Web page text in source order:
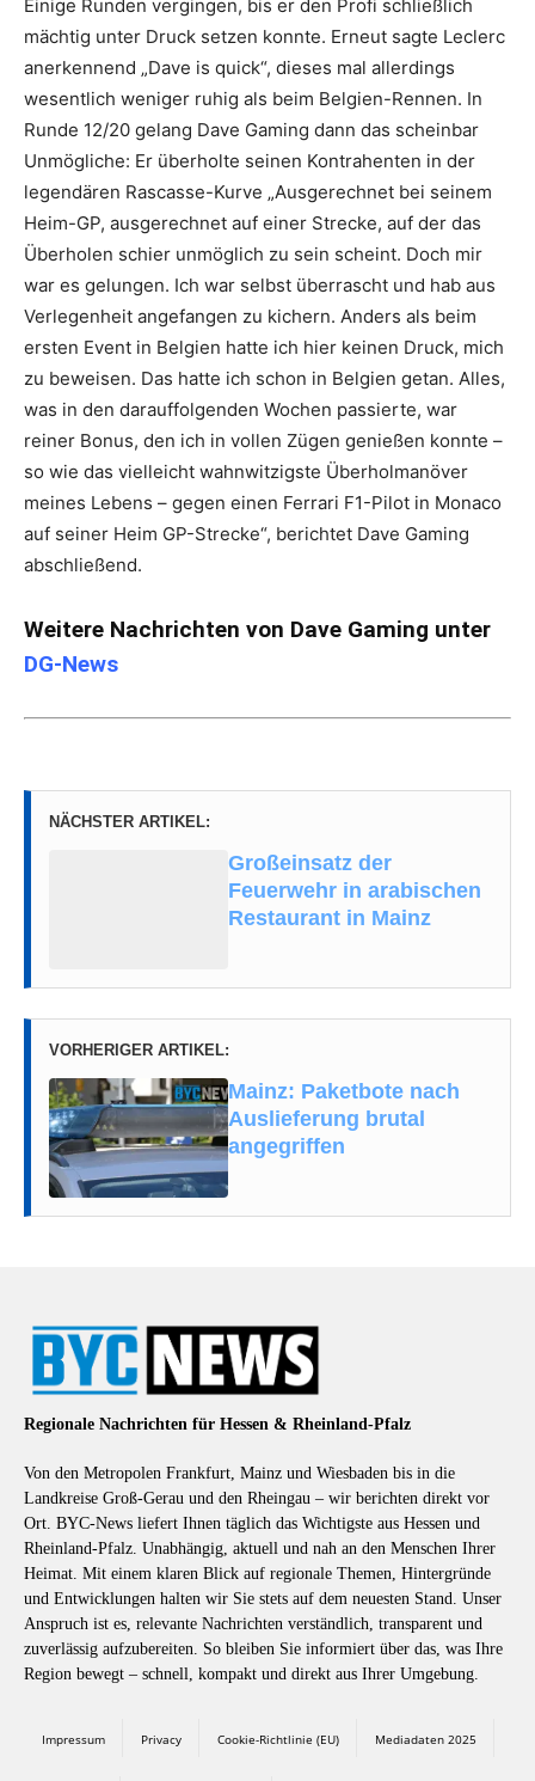
Einige Runden vergingen, bis er den Profi schließlich
mächtig unter Druck setzen konnte. Erneut sagte Leclerc
anerkennend „Dave is quick“, dieses mal allerdings
wesentlich weniger ruhig als beim Belgien-Rennen. In
Runde 12/20 gelang Dave Gaming dann das scheinbar
Unmögliche: Er überholte seinen Kontrahenten in der
legendären Rascasse-Kurve „Ausgerechnet bei seinem
Heim-GP, ausgerechnet auf einer Strecke, auf der das
Überholen schier unmöglich zu sein scheint. Doch mir
war es gelungen. Ich war selbst überrascht und hab aus
Verlegenheit angefangen zu kichern. Anders als beim
ersten Event in Belgien hatte ich hier keinen Druck, mich
zu beweisen. Das hatte ich schon in Belgien getan. Alles,
was in den darauffolgenden Wochen passierte, war
reiner Bonus, den ich in vollen Zügen genießen konnte –
so wie das vielleicht wahnwitzigste Überholmanöver
meines Lebens – gegen einen Ferrari F1-Pilot in Monaco
auf seiner Heim GP-Strecke“, berichtet Dave Gaming
abschließend.
Weitere Nachrichten von Dave Gaming unter
DG-News
NÄCHSTER ARTIKEL:
Großeinsatz der
Feuerwehr in arabischen
Restaurant in Mainz
VORHERIGER ARTIKEL:
Mainz: Paketbote nach
Auslieferung brutal
angegriffen
Regionale Nachrichten für Hessen & Rheinland-Pfalz
Von den Metropolen Frankfurt, Mainz und Wiesbaden bis in die
Landkreise Groß-Gerau und den Rheingau – wir berichten direkt vor
Ort. BYC-News liefert Ihnen täglich das Wichtigste aus Hessen und
Rheinland-Pfalz. Unabhängig, aktuell und nah an den Menschen Ihrer
Heimat. Mit einem klaren Blick auf regionale Themen, Hintergründe
und Entwicklungen halten wir Sie stets auf dem neuesten Stand. Unser
Anspruch ist es, relevante Nachrichten verständlich, transparent und
zuverlässig aufzubereiten. So bleiben Sie informiert über das, was Ihre
Region bewegt – schnell, kompakt und direkt aus Ihrer Umgebung.
Impressum Privacy Cookie-Richtlinie (EU) Mediadaten 2025